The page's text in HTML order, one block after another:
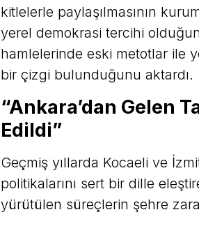
kitlelerle paylaşılmasının
yerel demokrasi tercihi
hamlelerinde eski metotlar ile
bir çizgi bulunduğunu aktardı.
“Ankara’dan Gelen
Edildi”
Geçmiş yıllarda Kocaeli ve
politikalarını sert bir dille
yürütülen süreçlerin şehre